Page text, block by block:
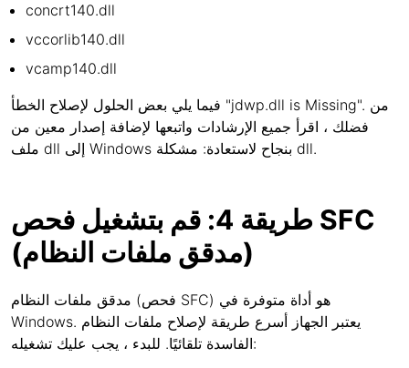
concrt140.dll
vccorlib140.dll
vcamp140.dll
فيما يلي بعض الحلول لإصلاح الخطأ "jdwp.dll is Missing". من
فضلك ، اقرأ جميع الإرشادات واتبعها لإضافة إصدار معين من
ملف dll إلى Windows بنجاح لاستعادة: مشكلة dll.
طريقة 4: قم بتشغيل فحص SFC
(مدقق ملفات النظام)
مدقق ملفات النظام (فحص SFC) هو أداة متوفرة في
Windows. يعتبر الجهاز أسرع طريقة لإصلاح ملفات النظام
الفاسدة تلقائيًا. للبدء ، يجب عليك تشغيله: